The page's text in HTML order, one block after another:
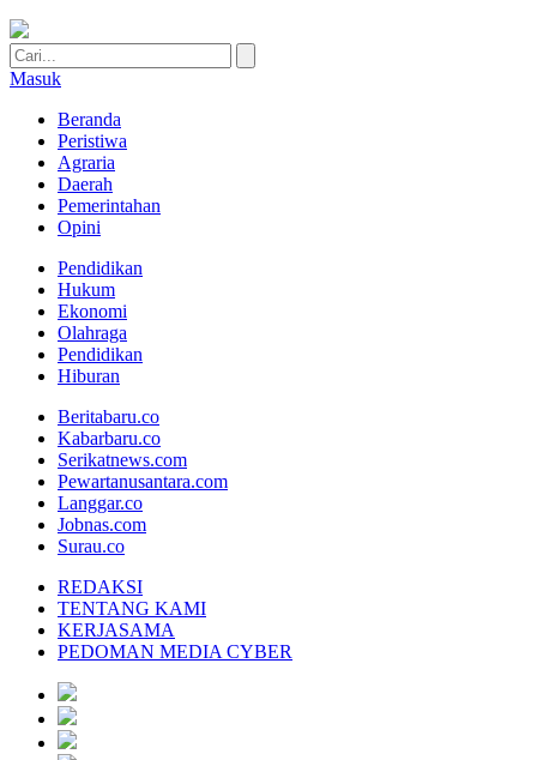
Masuk
Beranda
Peristiwa
Agraria
Daerah
Pemerintahan
Opini
Pendidikan
Hukum
Ekonomi
Olahraga
Pendidikan
Hiburan
Beritabaru.co
Kabarbaru.co
Serikatnews.com
Pewartanusantara.com
Langgar.co
Jobnas.com
Surau.co
REDAKSI
TENTANG KAMI
KERJASAMA
PEDOMAN MEDIA CYBER